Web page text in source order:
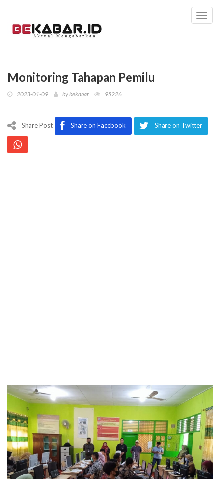
Monitoring Tahapan Pemilu
2023-01-09 bybekabar 95226
Share Post Share on Facebook Share on Twitter